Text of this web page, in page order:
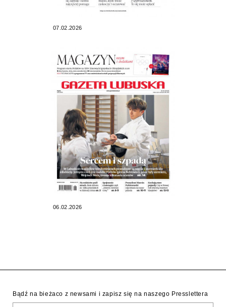
07.02.2026
06.02.2026
Bądź na bieżaco z newsami i zapisz się na naszego Presslettera